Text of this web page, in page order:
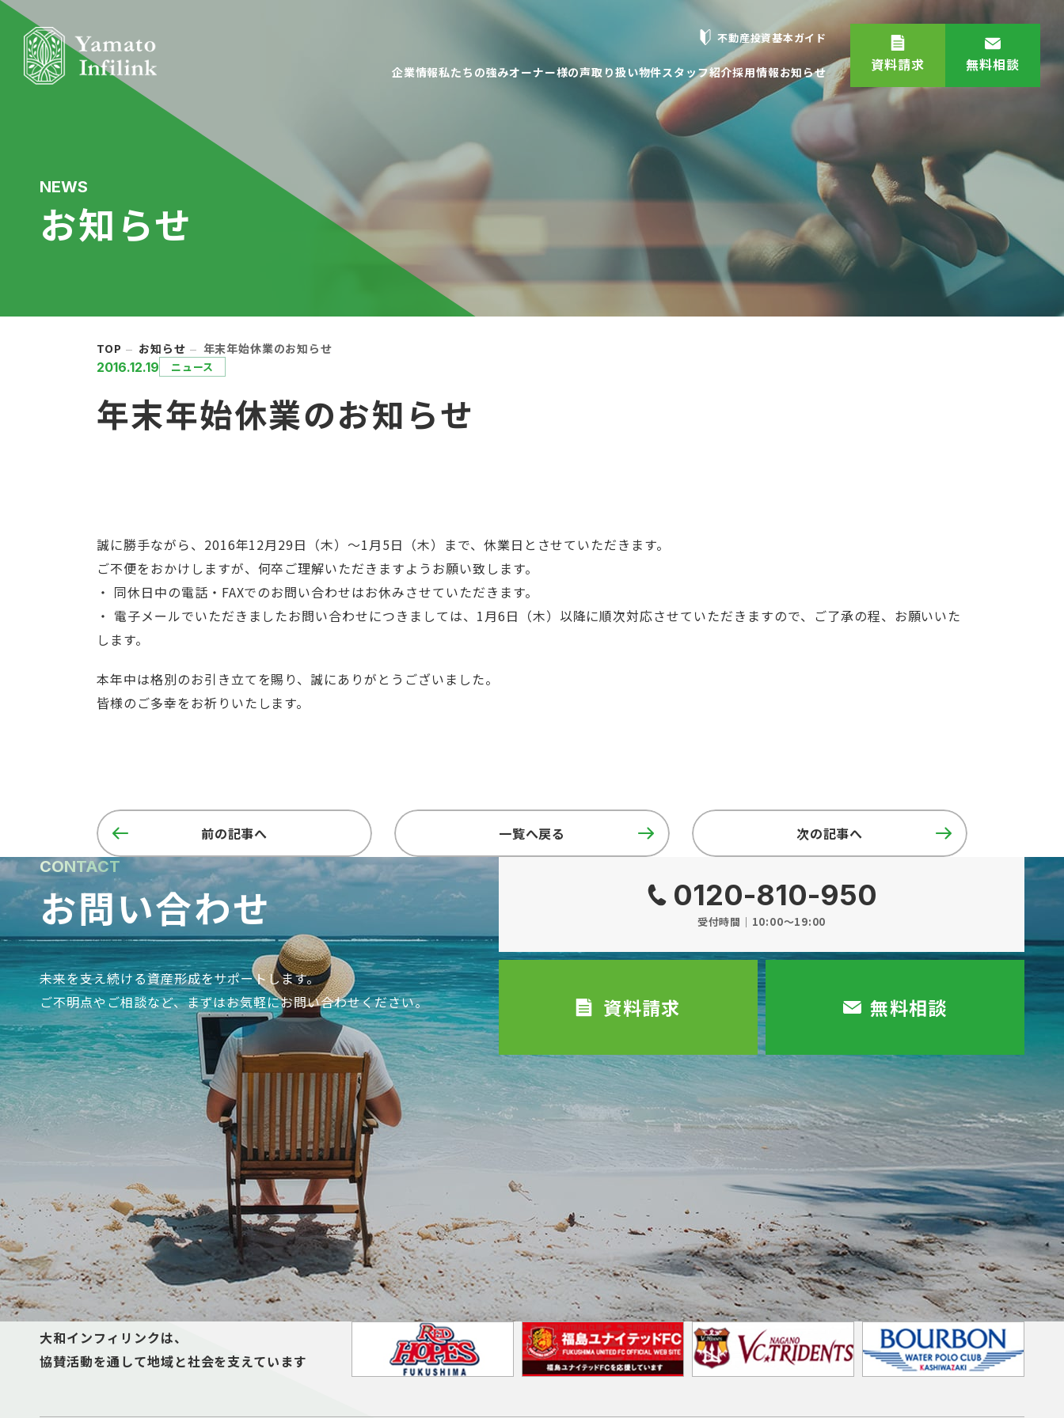
資料請求 無料相談
不動産投資基本ガイド
企業情報私たちの強みオーナー様の声取り扱い物件スタッフ紹介採用情報お知らせ
お知らせ
NEWS
TOP お知らせ
年末年始休業のお知らせ
2016.12.19
ニュース
年末年始休業のお知らせ
誠に勝手ながら、2016年12月29日（木）～1月5日（木）まで、休業日とさせていただきます。
ご不便をおかけしますが、何卒ご理解いただきますようお願い致します。
・ 同休日中の電話・FAXでのお問い合わせはお休みさせていただきます。
・ 電子メールでいただきましたお問い合わせにつきましては、1月6日（木）以降に順次対応させていただきますので、ご了承の程、お願いいた
します。
本年中は格別のお引き立てを賜り、誠にありがとうございました。
皆様のご多幸をお祈りいたします。
前の記事へ 次の記事へ
一覧へ戻る
CONTACT
お問い合わせ
未来を支え続ける資産形成をサポートします。
ご不明点やご相談など、まずはお気軽にお問い合わせください。
0120-810-950
受付時間｜10:00～19:00
資料請求 無料相談
大和インフィリンクは、
協賛活動を通して地域と社会を支えています